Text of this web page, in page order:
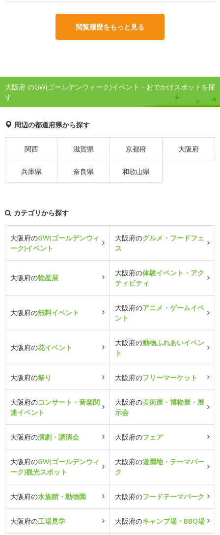
閲覧履歴をもっと見る
大阪府 のGW(ゴールデンウィーク)イベント・おでかけスポットを探
す
周辺の都道府県から探す
関西 滋賀県 京都府 大阪府
兵庫県 奈良県 和歌山県
カテゴリから探す
大阪府のGW(ゴールデンウィ
ーク)イベント
大阪府のグルメ・フードフェ
ス
大阪府の物産展
大阪府の体験イベント・アク
ティビティ
大阪府の無料イベント
大阪府のアニメ・ゲームイベ
ント
大阪府の花イベント
大阪府の動物ふれあいイベン
ト
大阪府の祭り 大阪府のフリーマーケット
大阪府のコンサート・音楽関
連イベント
大阪府の美術展・博物展・展
示会
大阪府の演劇・講演会 大阪府のフェア
大阪府のGW(ゴールデンウィ
ーク)観光スポット
大阪府の遊園地・テーマパー
ク
大阪府の水族館・動物園 大阪府のフードテーマパーク
大阪府の工場見学 大阪府のキャンプ場・BBQ場